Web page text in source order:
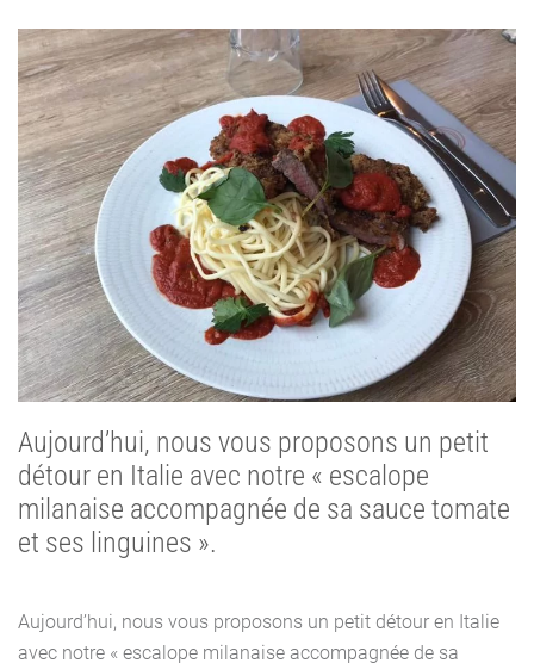
Aujourd’hui, nous vous proposons un petit
détour en Italie avec notre « escalope
milanaise accompagnée de sa sauce tomate
et ses linguines ».
Aujourd’hui, nous vous proposons un petit détour en Italie
avec notre « escalope milanaise accompagnée de sa